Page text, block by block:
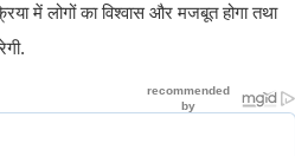
में लोगों का विश्वास और मजबूत होगा तथा